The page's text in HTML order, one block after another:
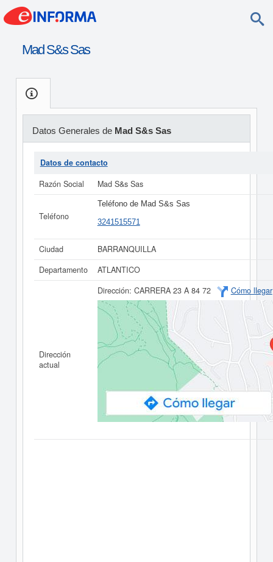
Mad S&s Sas
Datos Generales de Mad S&s Sas
Datos de contacto
Razón Social
Mad S&s Sas
Teléfono
Teléfono de Mad S&s Sas
3241515571
Ciudad
BARRANQUILLA
Departamento
ATLANTICO
Dirección
actual
Dirección: CARRERA 23 A 84 72 Cómo llegar